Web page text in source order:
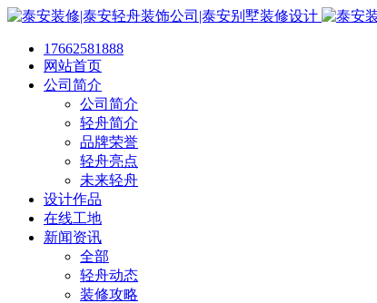
17662581888
网站首页
公司简介
公司简介
轻舟简介
品牌荣誉
轻舟亮点
未来轻舟
设计作品
在线工地
新闻资讯
全部
轻舟动态
装修攻略